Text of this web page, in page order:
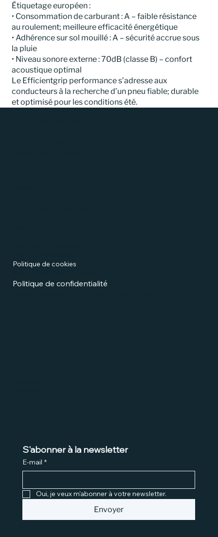
Étiquetage européen :
• Consommation de carburant : A – faible résistance
au roulement; meilleure efficacité énergétique
• Adhérence sur sol mouillé : A – sécurité accrue sous
la pluie
• Niveau sonore externe : 70dB (classe B) – confort
acoustique optimal
Le Efficientgrip performance s’adresse aux
conducteurs à la recherche d’un pneu fiable; durable
et optimisé pour les conditions été.
Politique de cookies
Politique de confidentialité
S'abonner à la newsletter
E-mail *
Oui, je veux m'abonner à votre newsletter.
Envoyer